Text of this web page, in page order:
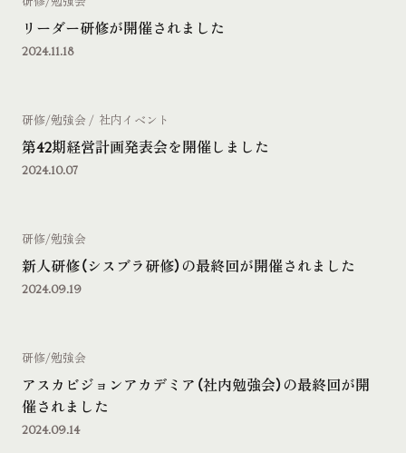
リーダー研修が開催されました
2024.11.18
第42期経営計画発表会を開催しました
研修/勉強会 社内イベント
2024.10.07
新人研修（シスブラ研修）の最終回が開催されました
研修/勉強会
2024.09.19
アスカビジョンアカデミア（社内勉強会）の最終回が開
催されました
研修/勉強会
2024.09.14